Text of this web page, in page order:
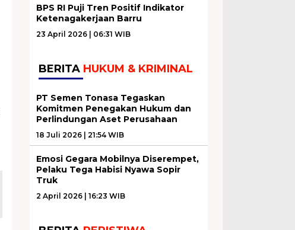
BPS RI Puji Tren Positif Indikator
Ketenagakerjaan Barru
23 April 2026 | 06:31 WIB
BERITA HUKUM & KRIMINAL
PT Semen Tonasa Tegaskan
Komitmen Penegakan Hukum dan
Perlindungan Aset Perusahaan
18 Juli 2026 | 21:54 WIB
Emosi Gegara Mobilnya Diserempet,
Pelaku Tega Habisi Nyawa Sopir
Truk
2 April 2026 | 16:23 WIB